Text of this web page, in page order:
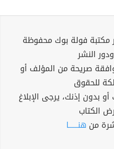
مكتبة فولة بوك محفوظة
النشر
صريحة من المؤلف أو
للحقوق
بدون إذنك، يرجى الإبلاغ
الكتاب
من هنــــــا